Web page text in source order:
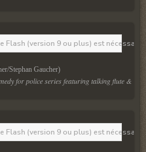
Flash (version 9 ou plus) est
Stephan Gaucher)
for police series featuring talking flute & hot
Flash (version 9 ou plus) est